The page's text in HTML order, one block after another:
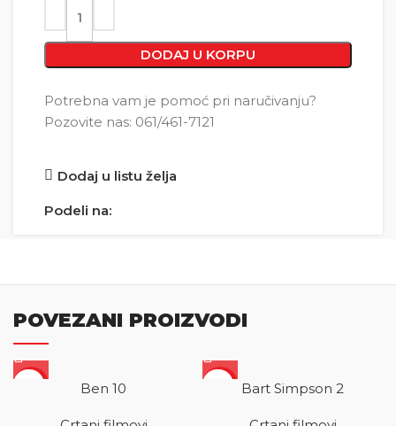
DODAJ U KORPU
Potrebna vam je pomoć pri naručivanju?
Pozovite nas: 061/461-7121
Dodaj u listu želja
Podeli na:
POVEZANI PROIZVODI
Ben 10 Bart Simpson 2